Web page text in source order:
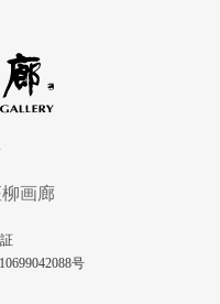
画廊
号